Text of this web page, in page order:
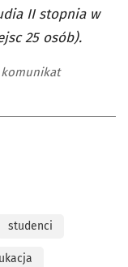
II stopnia w
25 osób).
komunikat
studenci